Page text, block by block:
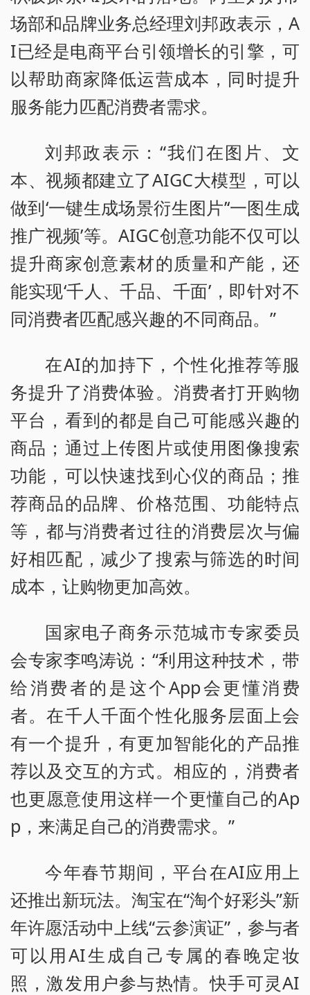
场部和品牌业务总经理刘邦政表示，A
I已经是电商平台引领增长的引擎，可
以帮助商家降低运营成本，同时提升
服务能力匹配消费者需求。
刘邦政表示：“我们在图片、文
本、视频都建立了AIGC大模型，可以
做到‘一键生成场景衍生图片’‘一图生成
推广视频’等。AIGC创意功能不仅可以
提升商家创意素材的质量和产能，还
能实现‘千人、千品、千面’，即针对不
同消费者匹配感兴趣的不同商品。”
在AI的加持下，个性化推荐等服
务提升了消费体验。消费者打开购物
平台，看到的都是自己可能感兴趣的
商品；通过上传图片或使用图像搜索
功能，可以快速找到心仪的商品；推
荐商品的品牌、价格范围、功能特点
等，都与消费者过往的消费层次与偏
好相匹配，减少了搜索与筛选的时间
成本，让购物更加高效。
国家电子商务示范城市专家委员
会专家李鸣涛说：“利用这种技术，带
给消费者的是这个App会更懂消费
者。在千人千面个性化服务层面上会
有一个提升，有更加智能化的产品推
荐以及交互的方式。相应的，消费者
也更愿意使用这样一个更懂自己的Ap
p，来满足自己的消费需求。”
今年春节期间，平台在AI应用上
还推出新玩法。淘宝在“淘个好彩头”新
年许愿活动中上线“云参演证”，参与者
可以用AI生成自己专属的春晚定妆
照，激发用户参与热情。快手可灵AI